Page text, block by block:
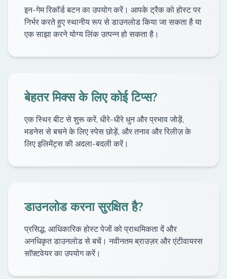
इन-गेम रिकॉर्ड बटन का उपयोग करें। आपके ट्रैक को होस्ट पर
निर्भर करते हुए स्थानीय रूप से डाउनलोड किया जा सकता है या
एक साझा करने योग्य लिंक उत्पन्न हो सकता है।
बेहतर मिक्स के लिए कोई टिप्स?
एक स्थिर बीट से शुरू करें, धीरे-धीरे धुन और प्रभाव जोड़ें,
मडनेस से बचने के लिए स्पेस छोड़ें, और तनाव और रिलीज़ के
लिए इलिमेंट्स की अदला-बदली करें।
डाउनलोड करना सुरक्षित है?
प्रसिद्ध, आधिकारिक होस्ट पेजों को प्राथमिकता दें और
अनधिकृत डाउनलोड से बचें। नवीनतम ब्राउज़र और एंटीवायरस
सॉफ़्टवेयर का उपयोग करें।